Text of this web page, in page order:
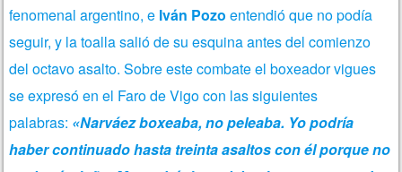
fenomenal argentino, e Iván Pozo entendió que no podía
seguir, y la toalla salió de su esquina antes del comienzo
del octavo asalto. Sobre este combate el boxeador vigues
se expresó en el Faro de Vigo con las siguientes
palabras: «Narváez boxeaba, no peleaba. Yo podría
haber continuado hasta treinta asaltos con él porque no